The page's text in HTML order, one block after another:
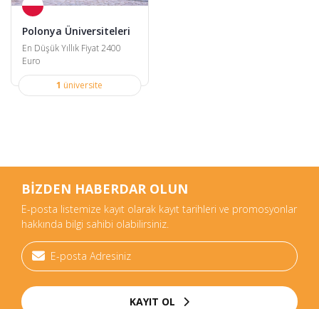
Polonya Üniversiteleri
En Düşük Yıllık Fiyat 2400
Euro
1 üniversite
BİZDEN HABERDAR OLUN
E-posta listemize kayıt olarak kayıt tarihleri ve promosyonlar
hakkında bilgi sahibi olabilirsiniz.
KAYIT OL